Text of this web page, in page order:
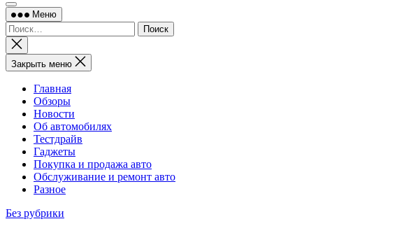
Меню
Найти:
Закрыть
поиск
Закрыть меню
Главная
Обзоры
Новости
Об автомобилях
Тестдрайв
Гаджеты
Покупка и продажа авто
Обслуживание и ремонт авто
Разное
Без рубрики